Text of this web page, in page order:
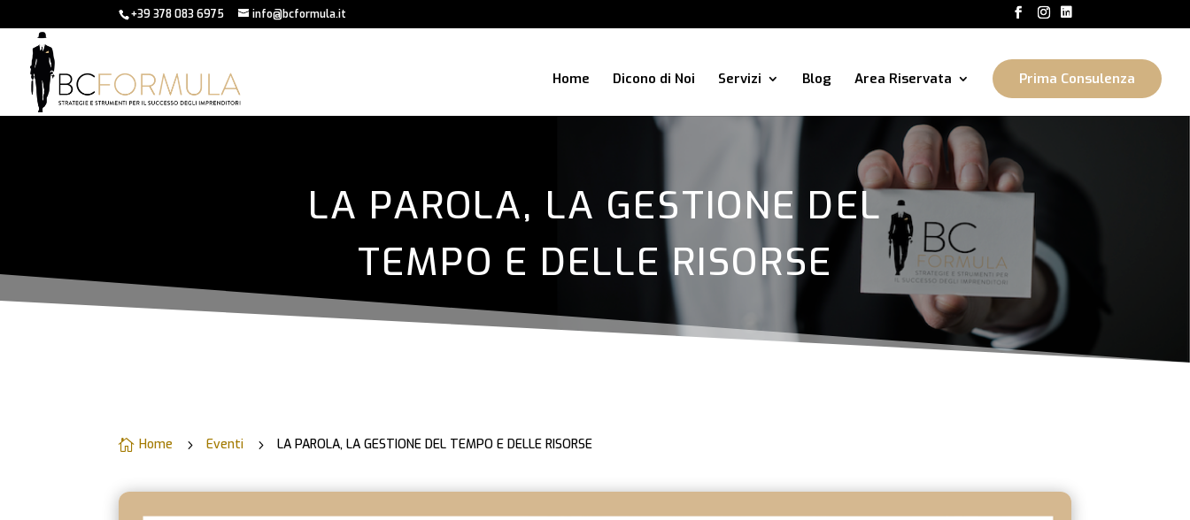
+39 378 083 6975 info@bcformula.it
Home Dicono di Noi Servizi Blog Area Riservata Prima Consulenza
LA PAROLA, LA GESTIONE DEL
TEMPO E DELLE RISORSE
 Home 5 Eventi 5 LA PAROLA, LA GESTIONE DEL TEMPO E DELLE RISORSE